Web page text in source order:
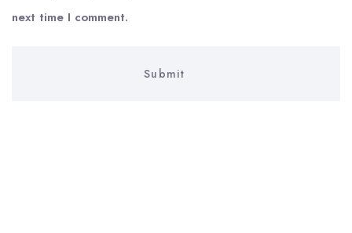
next time I comment.